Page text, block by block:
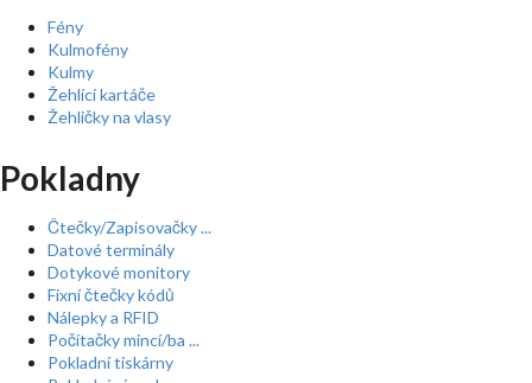
Fény
Kulmofény
Kulmy
Žehlící kartáče
Žehličky na vlasy
Pokladny
Čtečky/Zapisovačky ...
Datové terminály
Dotykové monitory
Fixní čtečky kódů
Nálepky a RFID
Počítačky mincí/ba ...
Pokladní tiskárny